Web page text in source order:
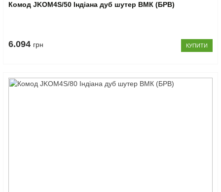
Комод JKOM4S/50 Індіана дуб шутер ВМК (БРВ)
6.094 грн КУПИТИ